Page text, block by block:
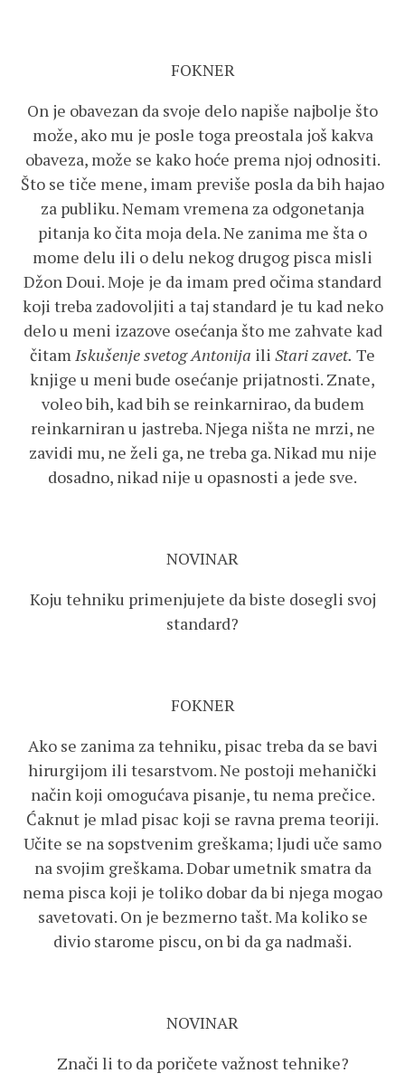
FOKNER
On je obavezan da svoje delo napiše najbolje što
može, ako mu je posle toga preostala još kakva
obaveza, može se kako hoće prema njoj odnositi.
Što se tiče mene, imam previše posla da bih hajao
za publiku. Nemam vremena za odgonetanja
pitanja ko čita moja dela. Ne zanima me šta o
mome delu ili o delu nekog drugog pisca misli
Džon Doui. Moje je da imam pred očima standard
koji treba zadovoljiti a taj standard je tu kad neko
delo u meni izazove osećanja što me zahvate kad
čitamIskušenje svetog Antonija ili Stari zavet. Te
knjige u meni bude osećanje prijatnosti. Znate,
voleo bih, kad bih se reinkarnirao, da budem
reinkarniran u jastreba. Njega ništa ne mrzi, ne
zavidi mu, ne želi ga, ne treba ga. Nikad mu nije
dosadno, nikad nije u opasnosti a jede sve.
NOVINAR
Koju tehniku primenjujete da biste dosegli svoj
standard?
FOKNER
Ako se zanima za tehniku, pisac treba da se bavi
hirurgijom ili tesarstvom. Ne postoji mehanički
način koji omogućava pisanje, tu nema prečice.
Ćaknut je mlad pisac koji se ravna prema teoriji.
Učite se na sopstvenim greškama; ljudi uče samo
na svojim greškama. Dobar umetnik smatra da
nema pisca koji je toliko dobar da bi njega mogao
savetovati. On je bezmerno tašt. Ma koliko se
divio starome piscu, on bi da ga nadmaši.
NOVINAR
Znači li to da poričete važnost tehnike?